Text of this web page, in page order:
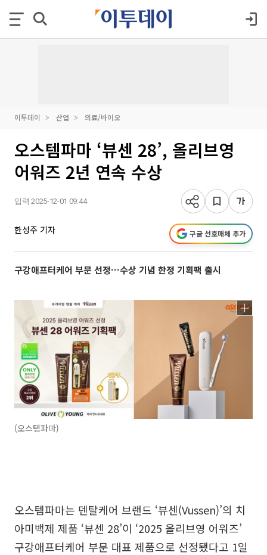
이투데이 산업 의료/바이오
오스템파마 ‘뷰센 28’, 올리브영
어워즈 2년 연속 수상
입력 2025-12-01 09:44
한성주 기자 구글 선호매체 추가
구강애프터케어 부문 선정…수상 기념 한정 기획팩 출시
(오스템파마)
오스템파마는 덴탈케어 브랜드 ‘뷰센(Vussen)’의 치
아미백제 제품 ‘뷰센 28’이 ‘2025 올리브영 어워즈’
구강애프터케어 부문 대표 제품으로 선정됐다고 1일